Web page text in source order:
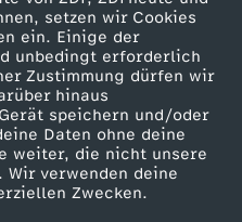
setzen wir Cookies
ein. Einige der
unbedingt erforderlich
Zustimmung dürfen wir
hinaus
speichern und/oder
Daten ohne deine
weiter, die nicht unsere
verwenden deine
Zwecken.
Service
ZDFmitreden
Kontakt zum ZDF
Tickets